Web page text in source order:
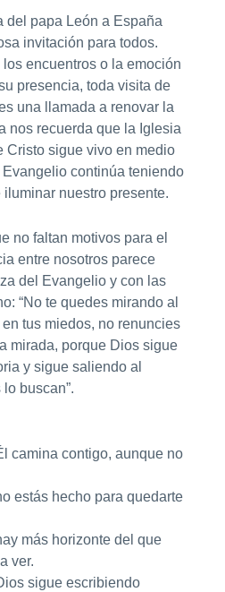
del papa León a España
invitación para todos.
encuentros o la emoción
presencia, toda visita de
una llamada a renovar la
nos recuerda que la Iglesia
Cristo sigue vivo en medio
continúa teniendo
nuestro presente.
no faltan motivos para el
entre nosotros parece
del Evangelio y con las
“No te quedes mirando al
tus miedos, no renuncies
mirada, porque Dios sigue
y sigue saliendo al
buscan”.
camina contigo, aunque no
estás hecho para quedarte
más horizonte del que
ver.
sigue escribiendo